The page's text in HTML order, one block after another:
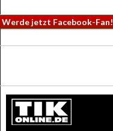
Werde jetzt Facebook-Fan!